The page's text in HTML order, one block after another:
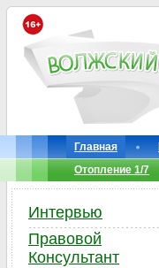
Главная
Отопление 1/7
Интервью
Правовой
Консультант